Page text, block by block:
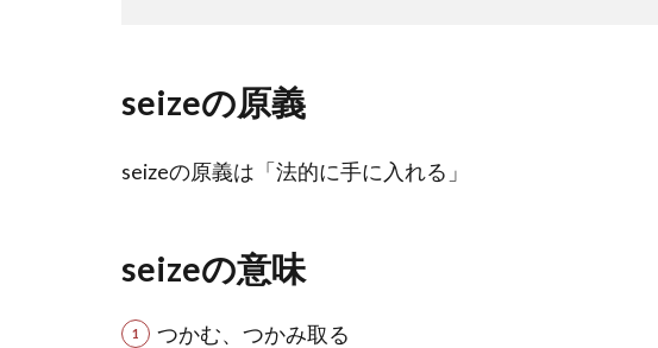
seizeの原義
seizeの原義は「法的に手に入れる」
seizeの意味
つかむ、つかみ取る